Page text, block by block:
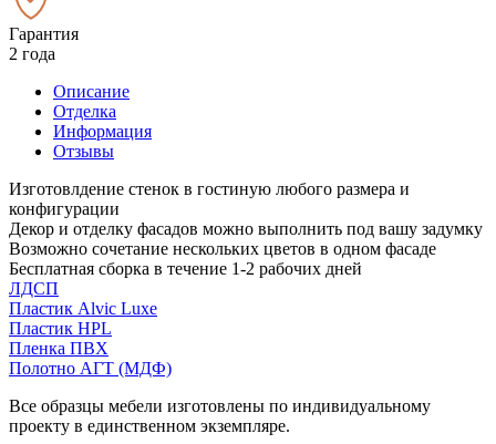
Гарантия
2 года
Описание
Отделка
Информация
Отзывы
Изготовлдение стенок в гостиную любого размера и
конфигурации
Декор и отделку фасадов можно выполнить под вашу задумку
Возможно сочетание нескольких цветов в одном фасаде
Бесплатная сборка в течение 1-2 рабочих дней
ЛДСП
Пластик Alvic Luxe
Пластик HPL
Пленка ПВХ
Полотно АГТ (МДФ)
Все образцы мебели изготовлены по индивидуальному
проекту в единственном экземпляре.